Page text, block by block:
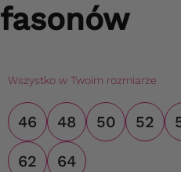
fasonów
Wszystko w Twoim rozmiarze
46 48 50 52
62 64